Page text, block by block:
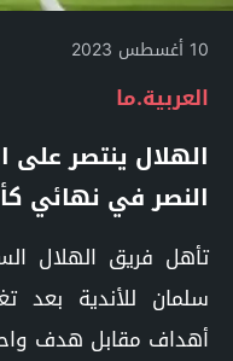
10 أغسطس 2023
العربية.ما
الهلال ينتصر
النصر في نهائي
تأهل فريق الهلال
سلمان للأندية بعد
أهداف مقابل هدف